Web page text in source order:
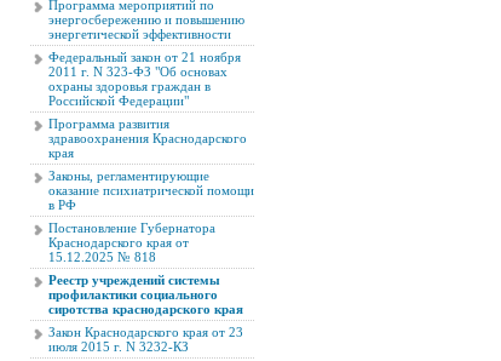
Программа мероприятий по
энергосбережению и повышению
энергетической эффективности
Федеральный закон от 21 ноября
2011 г. N 323-ФЗ "Об основах
охраны здоровья граждан в
Российской Федерации"
Программа развития
здравоохранения Краснодарского
края
Законы, регламентирующие
оказание психиатрической помощи
в РФ
Постановление Губернатора
Краснодарского края от
15.12.2025 № 818
Реестр учреждений системы
профилактики социального
сиротства краснодарского края
Закон Краснодарского края от 23
июля 2015 г. N 3232-КЗ